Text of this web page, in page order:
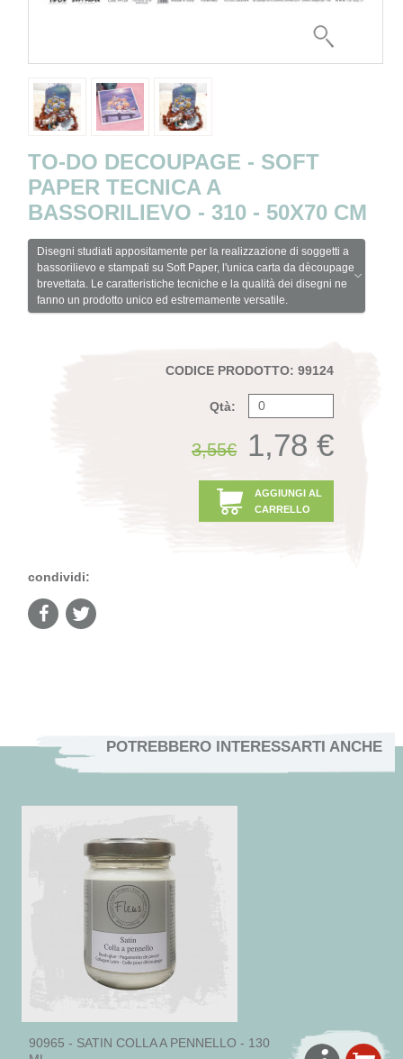
TO-DO DECOUPAGE - SOFT
PAPER TECNICA A
BASSORILIEVO - 310 - 50X70 CM
Disegni studiati appositamente per la realizzazione di soggetti a
bassorilievo e stampati su Soft Paper, l'unica carta da dècoupage
brevettata. Le caratteristiche tecniche e la qualità dei disegni ne
fanno un prodotto unico ed estremamente versatile.
CODICE PRODOTTO: 99124
Qtà:
3,55€ 1,78 €
AGGIUNGI AL
CARRELLO
condividi:
POTREBBERO INTERESSARTI ANCHE
90965 - SATIN COLLA A PENNELLO - 130